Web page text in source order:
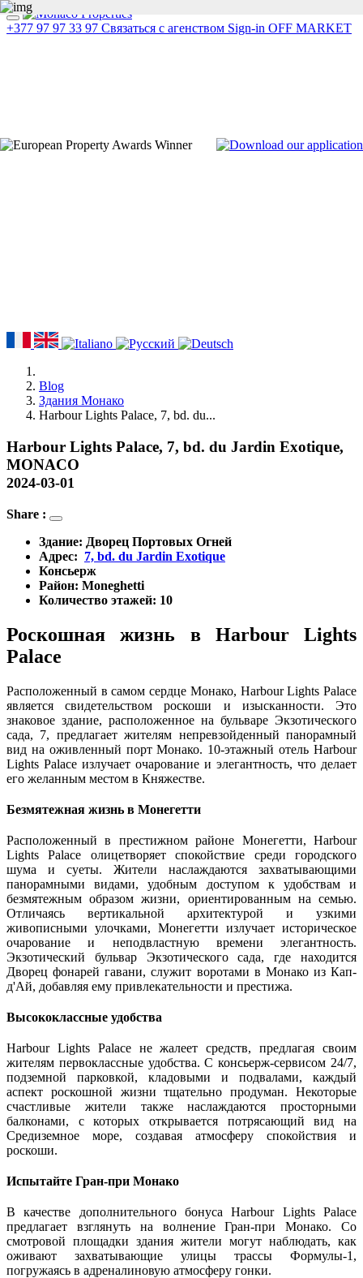
+377 97 97 33 97 Связаться с агенством Sign-in OFF MARKET
Blog
Здания Монако
Harbour Lights Palace, 7, bd. du...
Harbour Lights Palace, 7, bd. du Jardin Exotique,
MONACO
2024-03-01
Share :
Здание: Дворец Портовых Огней
Адрес: 7, bd. du Jardin Exotique
Консьерж
Район: Moneghetti
Количество этажей: 10
Роскошная жизнь в Harbour Lights
Palace
Расположенный в самом сердце Монако, Harbour Lights Palace
является свидетельством роскоши и изысканности. Это
знаковое здание, расположенное на бульваре Экзотического
сада, 7, предлагает жителям непревзойденный панорамный
вид на оживленный порт Монако. 10-этажный отель Harbour
Lights Palace излучает очарование и элегантность, что делает
его желанным местом в Княжестве.
Безмятежная жизнь в Монегетти
Расположенный в престижном районе Монегетти, Harbour
Lights Palace олицетворяет спокойствие среди городского
шума и суеты. Жители наслаждаются захватывающими
панорамными видами, удобным доступом к удобствам и
безмятежным образом жизни, ориентированным на семью.
Отличаясь вертикальной архитектурой и узкими
живописными улочками, Монегетти излучает историческое
очарование и неподвластную времени элегантность.
Экзотический бульвар Экзотического сада, где находится
Дворец фонарей гавани, служит воротами в Монако из Кап-
д'Ай, добавляя ему привлекательности и престижа.
Высококлассные удобства
Harbour Lights Palace не жалеет средств, предлагая своим
жителям первоклассные удобства. С консьерж-сервисом 24/7,
подземной парковкой, кладовыми и подвалами, каждый
аспект роскошной жизни тщательно продуман. Некоторые
счастливые жители также наслаждаются просторными
балконами, с которых открывается потрясающий вид на
Средиземное море, создавая атмосферу спокойствия и
роскоши.
Испытайте Гран-при Монако
В качестве дополнительного бонуса Harbour Lights Palace
предлагает взглянуть на волнение Гран-при Монако. Со
смотровой площадки здания жители могут наблюдать, как
оживают захватывающие улицы трассы Формулы-1,
погружаясь в адреналиновую атмосферу гонки.